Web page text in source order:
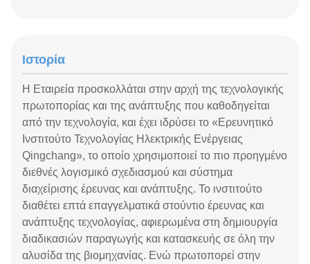
Ιστορία
Η Εταιρεία προσκολλάται στην αρχή της τεχνολογικής
πρωτοπορίας και της ανάπτυξης που καθοδηγείται
από την τεχνολογία, και έχει ιδρύσει το «Ερευνητικό
Ινστιτούτο Τεχνολογίας Ηλεκτρικής Ενέργειας
Qingchang», το οποίο χρησιμοποιεί το πιο προηγμένο
διεθνές λογισμικό σχεδιασμού και σύστημα
διαχείρισης έρευνας και ανάπτυξης. Το ινστιτούτο
διαθέτει επτά επαγγελματικά στούντιο έρευνας και
ανάπτυξης τεχνολογίας, αφιερωμένα στη δημιουργία
διαδικασιών παραγωγής και κατασκευής σε όλη την
αλυσίδα της βιομηχανίας. Ενώ πρωτοπορεί στην